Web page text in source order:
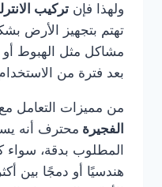
ولهذا فإن تركيب
تهتم بتجهيز الأرض
مشاكل مثل الهبوط أو
بعد فترة من
من مميزات التعامل مع
الفجيرة محترف أنه
المطلوب بدقة، سواء
هندسيًا أو دمجًا بين